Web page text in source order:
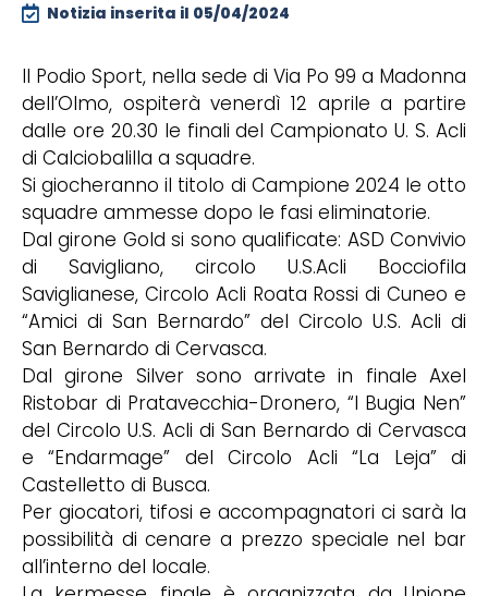
Notizia inserita il 05/04/2024
Il Podio Sport, nella sede di Via Po 99 a Madonna
dell’Olmo, ospiterà venerdì 12 aprile a partire
dalle ore 20.30 le finali del Campionato U. S. Acli
di Calciobalilla a squadre.
Si giocheranno il titolo di Campione 2024 le otto
squadre ammesse dopo le fasi eliminatorie.
Dal girone Gold si sono qualificate: ASD Convivio
di Savigliano, circolo U.S.Acli Bocciofila
Saviglianese, Circolo Acli Roata Rossi di Cuneo e
“Amici di San Bernardo” del Circolo U.S. Acli di
San Bernardo di Cervasca.
Dal girone Silver sono arrivate in finale Axel
Ristobar di Pratavecchia-Dronero, “I Bugia Nen”
del Circolo U.S. Acli di San Bernardo di Cervasca
e “Endarmage” del Circolo Acli “La Leja” di
Castelletto di Busca.
Per giocatori, tifosi e accompagnatori ci sarà la
possibilità di cenare a prezzo speciale nel bar
all’interno del locale.